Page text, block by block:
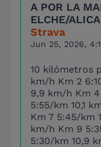
A POR LA
ELCHE/
Strava
Jun 25, 2026,
10 kilómetros
km/h Km 2
9,9 km/h Km
5:55/km 10,1
Km 7 5:45/km
km/h Km 9
5:30/km 10,9